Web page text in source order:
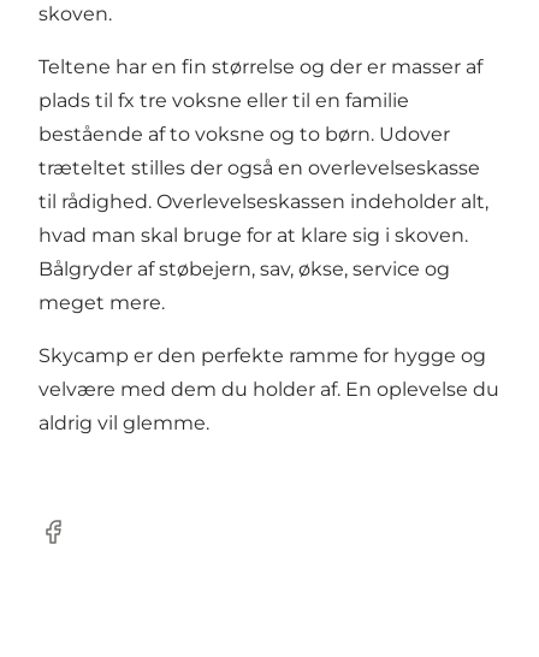
skoven.
Teltene har en fin størrelse og der er masser af
plads til fx tre voksne eller til en familie
bestående af to voksne og to børn. Udover
træteltet stilles der også en overlevelseskasse
til rådighed. Overlevelseskassen indeholder alt,
hvad man skal bruge for at klare sig i skoven.
Bålgryder af støbejern, sav, økse, service og
meget mere.
Skycamp er den perfekte ramme for hygge og
velvære med dem du holder af. En oplevelse du
aldrig vil glemme.
Facebook